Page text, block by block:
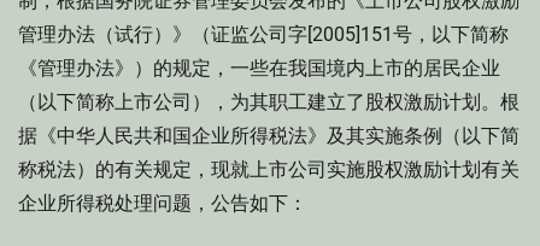
管理办法（试行）》（证监公司字[2005]151号，以下简称
《管理办法》）的规定，一些在我国境内上市的居民企业
（以下简称上市公司），为其职工建立了股权激励计划。根
据《中华人民共和国企业所得税法》及其实施条例（以下简
称税法）的有关规定，现就上市公司实施股权激励计划有关
企业所得税处理问题，公告如下：